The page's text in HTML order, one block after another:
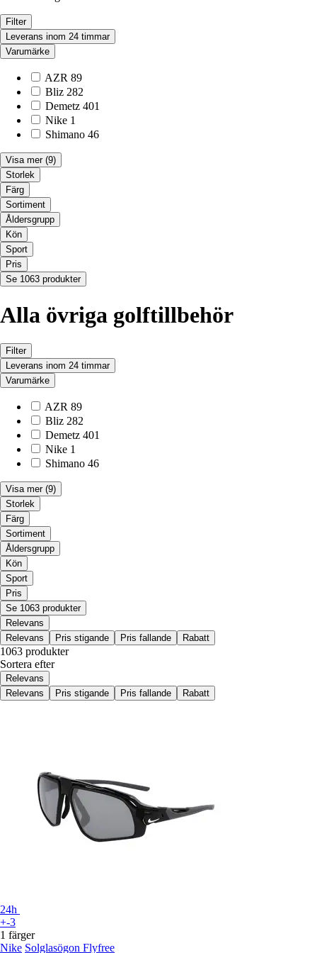
Filter
Leverans inom 24 timmar
Varumärke
AZR 89
Bliz 282
Demetz 401
Nike 1
Shimano 46
Visa mer (9)
Storlek
Färg
Sortiment
Åldersgrupp
Kön
Sport
Pris
Se 1063 produkter
Alla övriga golftillbehör
Filter
Leverans inom 24 timmar
Varumärke
AZR 89
Bliz 282
Demetz 401
Nike 1
Shimano 46
Visa mer (9)
Storlek
Färg
Sortiment
Åldersgrupp
Kön
Sport
Pris
Se 1063 produkter
Relevans
Relevans
Pris stigande Pris fallande Rabatt
1063 produkter
Sortera efter
Relevans
Relevans
Pris stigande Pris fallande Rabatt
24h
+-3
1 färger
Nike Solglasögon Flyfree